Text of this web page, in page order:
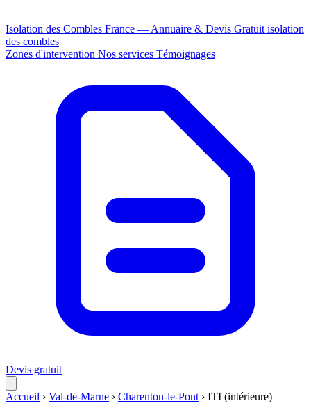
Isolation des Combles France — Annuaire & Devis Gratuit isolation
des combles
Zones d'intervention Nos services Témoignages
Devis gratuit
Accueil › Val-de-Marne › Charenton-le-Pont › ITI (intérieure)